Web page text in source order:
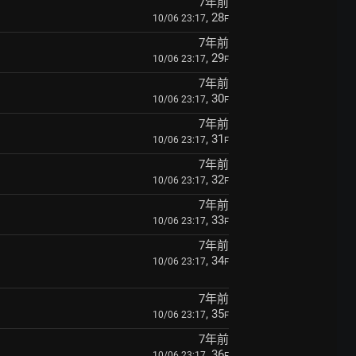
10/06 23:17, 28F
7年前
10/06 23:17, 29F
7年前
10/06 23:17, 30F
7年前
10/06 23:17, 31 F
7年前
10/06 23:17, 32F
7年前
10/06 23:17, 33F
7年前
10/06 23:17, 34F
7年前
10/06 23:17, 35F
7年前